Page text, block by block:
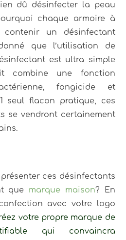
dû désinfecter la peau
chaque armoire à
contenir un désinfectant
que l’utilisation de
est ultra simple
combine une fonction
fongicide et
seul flacon pratique, ces
se vendront certainement
ces désinfectants
que marque maison? En
avec votre logo
votre propre marque de
qui convaincra